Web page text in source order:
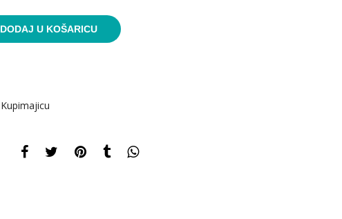
DODAJ U KOŠARICU
Kupimajicu